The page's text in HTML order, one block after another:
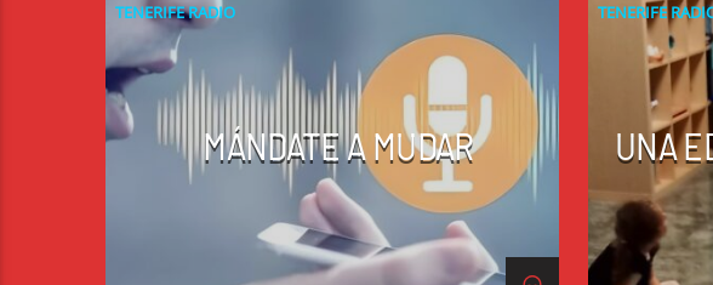
TENERIFE RADIO
MÁNDATE A MUDAR
TENERIFE
UNA